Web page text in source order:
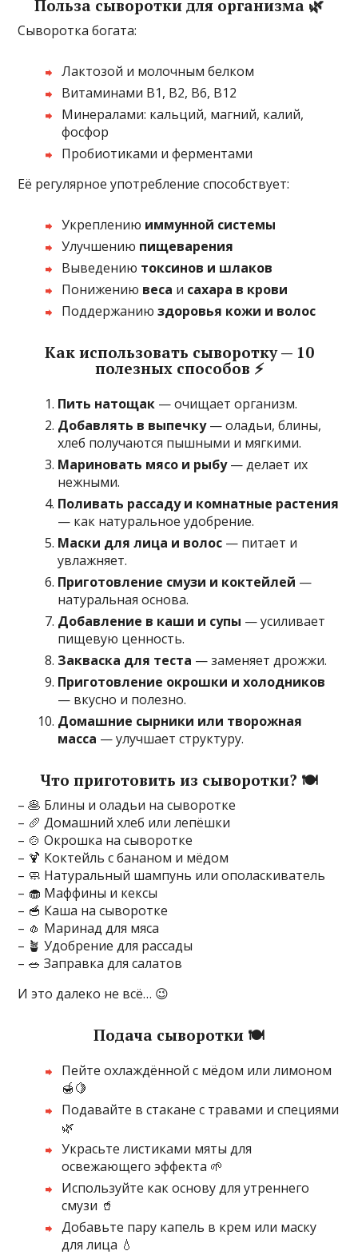
Польза сыворотки для организма 🌿
Сыворотка богата:
Лактозой и молочным белком
Витаминами B1, B2, B6, B12
Минералами: кальций, магний, калий,
фосфор
Пробиотиками и ферментами
Её регулярное употребление способствует:
Укреплению иммунной системы
Улучшению пищеварения
Выведению токсинов и шлаков
Понижению веса и сахара в крови
Поддержаниюздоровья кожи и волос
Как использовать сыворотку — 10
полезных способов ⚡
Пить натощак — очищает организм.
Добавлять в выпечку— оладьи, блины,
хлеб получаются пышными и мягкими.
Мариновать мясо и рыбу— делает их
нежными.
Поливать рассаду и комнатные растения
— как натуральное удобрение.
Маски для лица и волос — питает и
увлажняет.
Приготовление смузи и коктейлей —
натуральная основа.
Добавление в каши и супы — усиливает
пищевую ценность.
Закваска для теста — заменяет дрожжи.
Приготовление окрошки и холодников
— вкусно и полезно.
Домашние сырники или творожная
масса — улучшает структуру.
Что приготовить из сыворотки? 🍽️
– 🥞 Блины и оладьи на сыворотке
– 🥖 Домашний хлеб или лепёшки
– 🍲 Окрошка на сыворотке
– 🍹 Коктейль с бананом и мёдом
– 🧼 Натуральный шампунь или ополаскиватель
– 🧁 Маффины и кексы
– 🥣 Каша на сыворотке
– 🧄 Маринад для мяса
– 🪴 Удобрение для рассады
– 🥗 Заправка для салатов
И это далеко не всё… 😉
Подача сыворотки 🍽️
Пейте охлаждённой с мёдом или лимоном
🍯🍋
Подавайте в стакане с травами и специями
🌿
Украсьте листиками мяты для
освежающего эффекта 🌱
Используйте как основу для утреннего
смузи 🥤
Добавьте пару капель в крем или маску
для лица 💧